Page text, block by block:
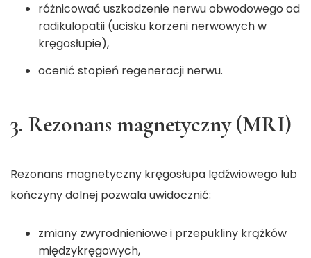
różnicować uszkodzenie nerwu obwodowego od
radikulopatii (ucisku korzeni nerwowych w
kręgosłupie),
ocenić stopień regeneracji nerwu.
3. Rezonans magnetyczny (MRI)
Rezonans magnetyczny kręgosłupa lędźwiowego lub
kończyny dolnej pozwala uwidocznić:
zmiany zwyrodnieniowe i przepukliny krążków
międzykręgowych,